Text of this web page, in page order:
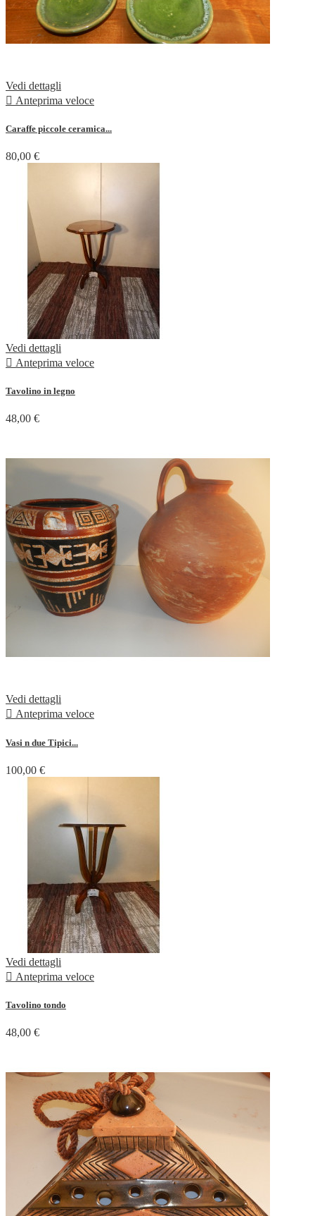
Vedi dettagli
 Anteprima veloce
Caraffe piccole ceramica...
80,00 €
Vedi dettagli
 Anteprima veloce
Tavolino in legno
48,00 €
Vedi dettagli
 Anteprima veloce
Vasi n due Tipici...
100,00 €
Vedi dettagli
 Anteprima veloce
Tavolino tondo
48,00 €